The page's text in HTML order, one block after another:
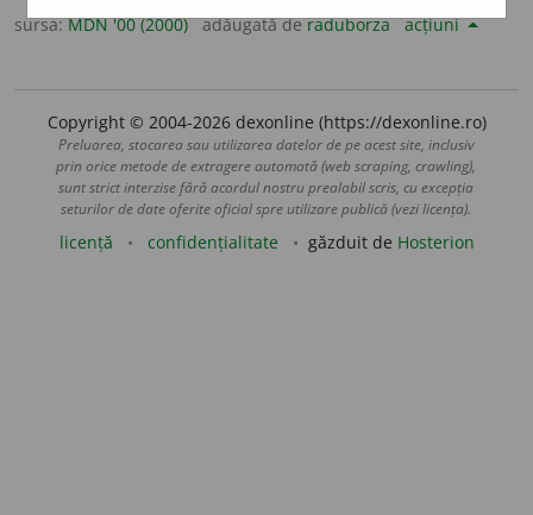
sursa:MDN '00 (2000) adăugată deraduborza acțiuni
Copyright © 2004-2026 dexonline (https://dexonline.ro)
Preluarea, stocarea sau utilizarea datelor de pe acest site, inclusiv
prin orice metode de extragere automată (web scraping, crawling),
sunt strict interzise fără acordul nostru prealabil scris, cu excepția
seturilor de date oferite oficial spre utilizare publică (vezi licența).
licență confidențialitate găzduit de Hosterion